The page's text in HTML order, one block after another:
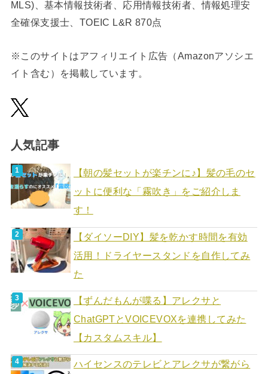
MLS)、基本情報技術者、応用情報技術者、情報処理安
全確保支援士、TOEIC L&R 870点
※このサイトはアフィリエイト広告（Amazonアソシエ
イト含む）を掲載しています。
人気記事
【朝の髪セットが楽チンに♪】髪の毛のセ
ットに便利な「霧吹き」をご紹介しま
す！
【ダイソーDIY】髪を乾かす時間を有効
活用！ドライヤースタンドを自作してみ
た
【ずんだもんが喋る】アレクサと
ChatGPTとVOICEVOXを連携してみた
【カスタムスキル】
ハイセンスのテレビとアレクサが繋がら